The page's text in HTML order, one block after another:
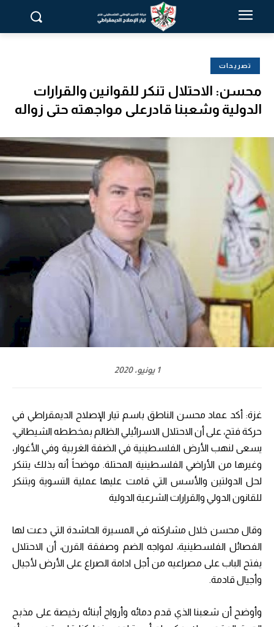
تصريحات
محسن: الاحتلال تنكر للقوانين والقرارات
الدولية وشعبنا قادرعلى مواجهته حتى زواله
1 يونيو، 2020
غزة: أكد عماد محسن الناطق باسم تيار الإصلاح الديمقراطي في
حركة فتح، على أن الاحتلال الاسرائيلي الظالم بمخططه الشيطاني،
يسعى لنهب الأرض الفلسطينية في الضفة الغربية وفي الأغوار،
وغيرها من الأراضي الفلسطينية المحتلة. موضحاً أنه بذلك يتنكر
لحل الدولتين والأسس التي قامت عليها عملية التسوية ويتنكر
للقانون الدولي والقرارات الشرعية الدولية
وقال محسن خلال مشاركته في المسيرة الحاشدة التي دعت لها
الفصائل الفلسطينية، لمواجه الضم وصفقة القرن، أن الاحتلال
يفتح الباب على مصراعيه من أجل ادامة الصراع على الأرض لأجيال
وأجيال قادمة.
وأوضح أن شعبنا الذي قدم دمائه وأرواح أبنائه رخيصة على مذبح